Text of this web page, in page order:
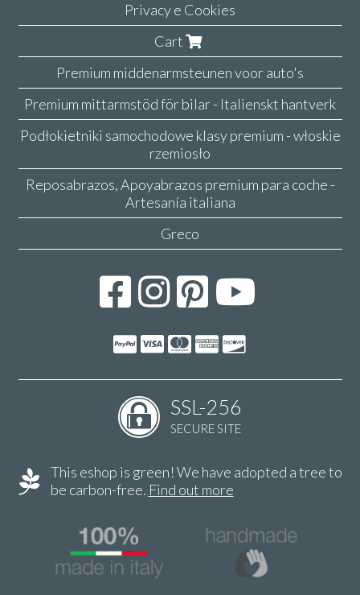
Privacy e Cookies
Cart
Premium middenarmsteunen voor auto's
Premium mittarmstöd för bilar - Italienskt hantverk
Podłokietniki samochodowe klasy premium - włoskie
rzemiosło
Reposabrazos, Apoyabrazos premium para coche -
Artesanía italiana
Greco
SSL-256
SECURE SITE
This eshop is green! We have adopted a tree to
be carbon-free. Find out more